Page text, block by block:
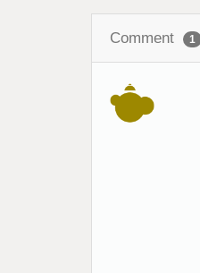
Comment 1